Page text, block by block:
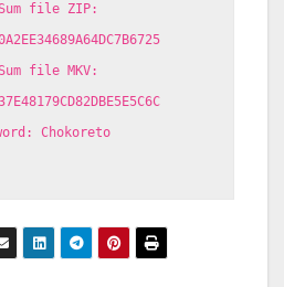
file ZIP:
file MKV:
Chokoreto